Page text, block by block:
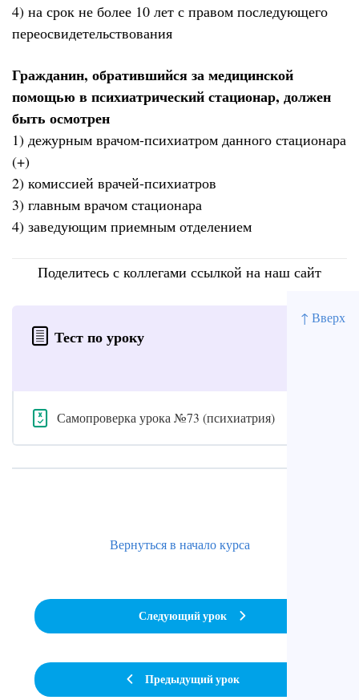
↑ Вверх
4) на срок не более 10 лет с правом последующего
переосвидетельствования
Гражданин, обратившийся за медицинской
помощью в психиатрический стационар, должен
быть осмотрен
1) дежурным врачом-психиатром данного стационара
(+)
2) комиссией врачей-психиатров
3) главным врачом стационара
4) заведующим приемным отделением
Поделитесь с коллегами ссылкой на наш сайт
Тест по уроку
Самопроверка урока №73 (психиатрия)
Предыдущий урок
Вернуться в начало курса
Следующий урок